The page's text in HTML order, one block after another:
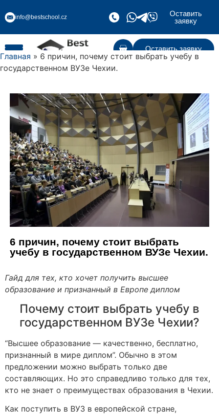
info@bestschool.cz
Оставить
заявку
Оставить заявку
Главная » 6 причин, почему стоит выбрать учебу в
государственном ВУЗе Чехии.
6 причин, почему стоит выбрать
учебу в государственном ВУЗе Чехии.
Гайд для тех, кто хочет получить высшее
образование и признанный в Европе диплом
Почему стоит выбрать учебу в
государственном ВУЗе Чехии?
“Высшее образование — качественно, бесплатно,
признанный в мире диплом”. Обычно в этом
предложении можно выбрать только две
составляющих. Но это справедливо только для тех,
кто не знает о преимуществах образования в Чехии.
Как поступить в ВУЗ в европейской стране,